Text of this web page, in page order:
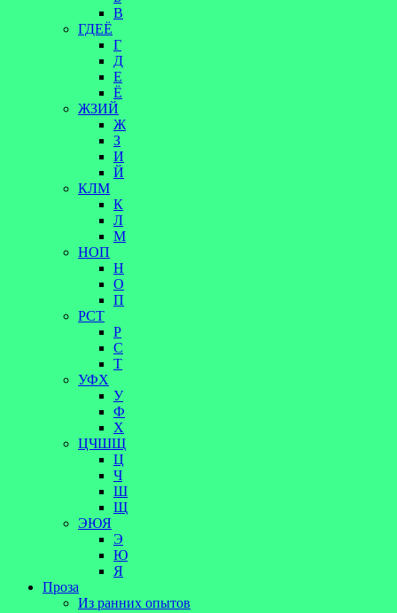
В
ГДЕЁ
Г
Д
Е
Ё
ЖЗИЙ
Ж
З
И
Й
КЛМ
К
Л
М
НОП
Н
О
П
РСТ
Р
С
Т
УФХ
У
Ф
Х
ЦЧШЩ
Ц
Ч
Ш
Щ
ЭЮЯ
Э
Ю
Я
Проза
Из ранних опытов